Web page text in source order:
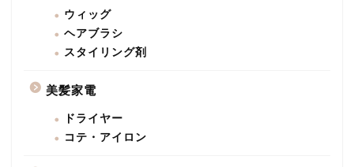
ウィッグ
ヘアブラシ
スタイリング剤
美髪家電
ドライヤー
コテ・アイロン